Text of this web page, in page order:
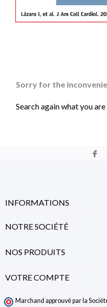
Sorry for the
Search again what you
INFORMATIONS
NOTRE SOCIÉTÉ
NOS PRODUITS
VOTRE COMPTE
Marchand approuvé par la